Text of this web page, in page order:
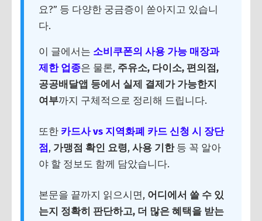
요?” 등 다양한 궁금증이 쏟아지고 있습니
다.
이 글에서는 소비쿠폰의 사용 가능 매장과
제한 업종은 물론, 주유소, 다이소, 편의점,
공공배달앱 등에서 실제 결제가 가능한지
여부까지 구체적으로 정리해 드립니다.
또한 카드사 vs 지역화폐 카드 신청 시 장단
점, 가맹점 확인 요령,사용 기한등 꼭 알아
야 할 정보도 함께 담았습니다.
본문을 끝까지 읽으시면, 어디에서 쓸 수 있
는지 정확히 판단하고, 더 많은 혜택을 받는